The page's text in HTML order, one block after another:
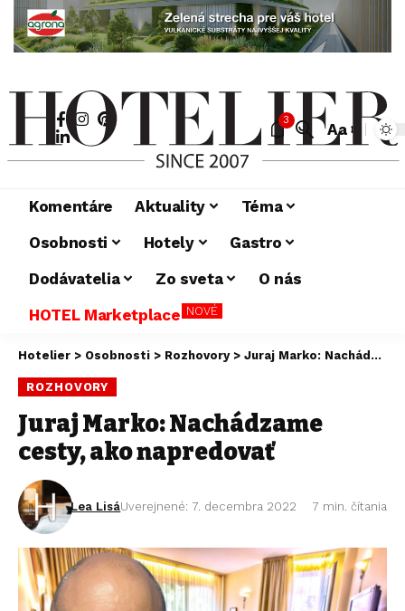
3
Aa
Komentáre Aktuality
Téma
Osobnosti
Hotely
Gastro
Dodávatelia
Zo sveta
O nás
HOTEL Marketplace NOVÉ
Hotelier > Osobnosti > Rozhovory> Juraj Marko: Nachádzame cesty, ako napredovať
ROZHOVORY
Juraj Marko: Nachádzame
cesty, ako napredovať
Lea LisáUverejnené: 7. decembra 2022 7 min. čítania